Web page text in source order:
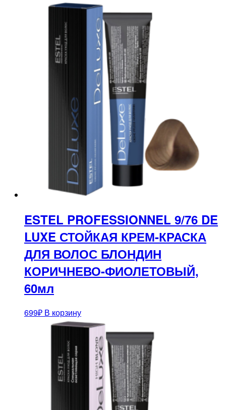
ESTEL PROFESSIONNEL 9/76 DE
LUXE СТОЙКАЯ КРЕМ-КРАСКА
ДЛЯ ВОЛОС БЛОНДИН
КОРИЧНЕВО-ФИОЛЕТОВЫЙ,
60мл
699₽ В корзину